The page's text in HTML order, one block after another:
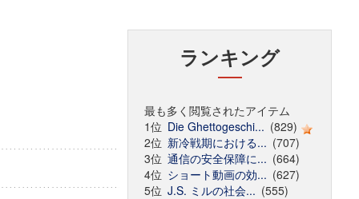
ランキング
最も多く閲覧されたアイテム
1位 Die Ghettogeschi... (829)
2位 新冷戦期における... (707)
3位 通信の安全保障に... (664)
4位 ショート動画の効... (627)
5位 J.S. ミルの社会... (555)